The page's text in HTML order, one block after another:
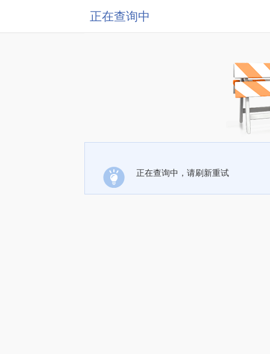
正在查询中
正在查询中，请刷新重试